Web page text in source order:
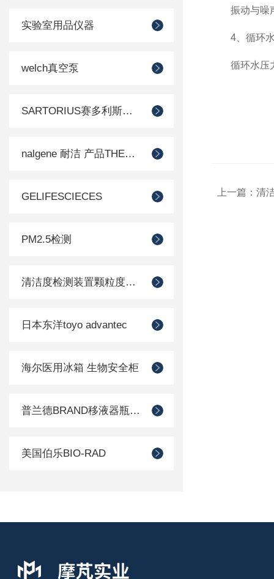
实验室用品仪器
welch真空泵
SARTORIUS赛多利斯德国
nalgene 耐洁 产品THERMO 赛默飞
GELIFESCIECES
PM2.5检测
清洁度检测装置颗粒度检测
日本东洋toyo advantec
海尔医用冰箱 生物安全柜
普兰德BRAND移液器瓶口分配器
美国伯乐BIO-RAD
振动与噪声
4、循环水
循环水压力
上一篇： 清